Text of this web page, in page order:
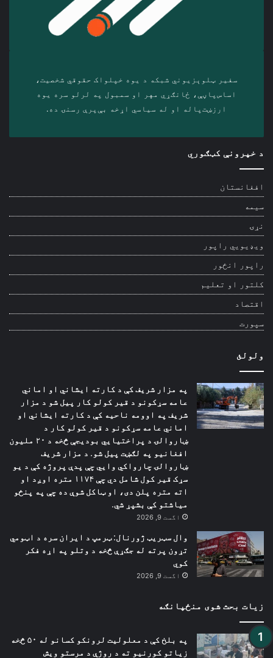
سفیر ټلوېزیوني شبکه د‎ یوه خپلواک حقوقي شخصیت،
اساس‌پاڼې، ځانګړي مهر او سمبول په لرلو سره ‎یوه
ارزښت‌پاله او ‎له سیاسي اړخه بې‌پرې رسنۍ ده.
د خپرونې کټګوري
افغانستان
سیمه
نړۍ
ویډیويي راپور
راپور انځور
کلتور او تعلیم
اقتصاد
سپورت
ولولئ
په مزار شریف کې د کارته ایشاني او اماني
عامه سړکونو د قیر کولو کار پیل شو د مزار
شریف په اوومه ناحیه کې د کارته ایشاني او
اماني عامه سړکونو د قیر کولو کار د
ښاروالۍ د پراختیایي بودیجې څخه د ۲۰ ملیون
افغانیو په لګښت پیل شو. د مزار شریف
ښاروالۍ چارواکي وايي چې پدې پروژه کې د یو
سړک قیر کول شامل دي چې ۱۱۷۴ متره اوږد او
اته متره پلن دی، او ټاکل شوې ده چې په پنځو
میاشتو کې بشپړ شي.
اگست 9, 2026
وال سټریټ ژورنال: ټرمپ د ایران سره د اټومي
تړون پرته له جګړې څخه د وتلو په اړه فکر
کوي
اگست 9, 2026
زیات بحث شوی منځپانګه
په بلخ کې د معلولیت لرونکو کسانو له ۵۰ څخه
زیاتو کورنیو ته د روژې د مرستو ویش